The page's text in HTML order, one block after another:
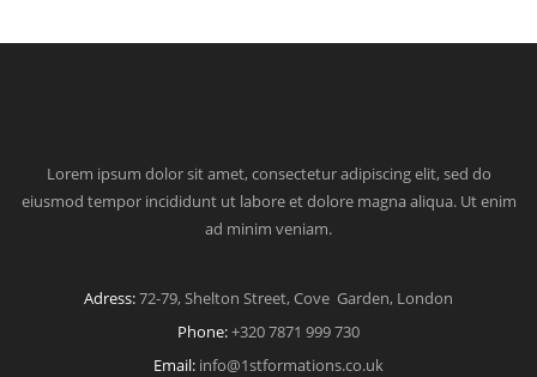
Lorem ipsum dolor sit amet, consectetur adipiscing elit, sed do
eiusmod tempor incididunt ut labore et dolore magna aliqua. Ut enim
ad minim veniam.
Adress:72-79, Shelton Street, Cove Garden, London
Phone:+320 7871 999 730
Email: info@1stformations.co.uk